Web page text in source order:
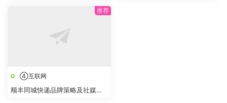
④互联网
顺丰同城快递品牌策略及社媒创